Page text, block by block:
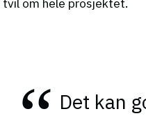
Det kan